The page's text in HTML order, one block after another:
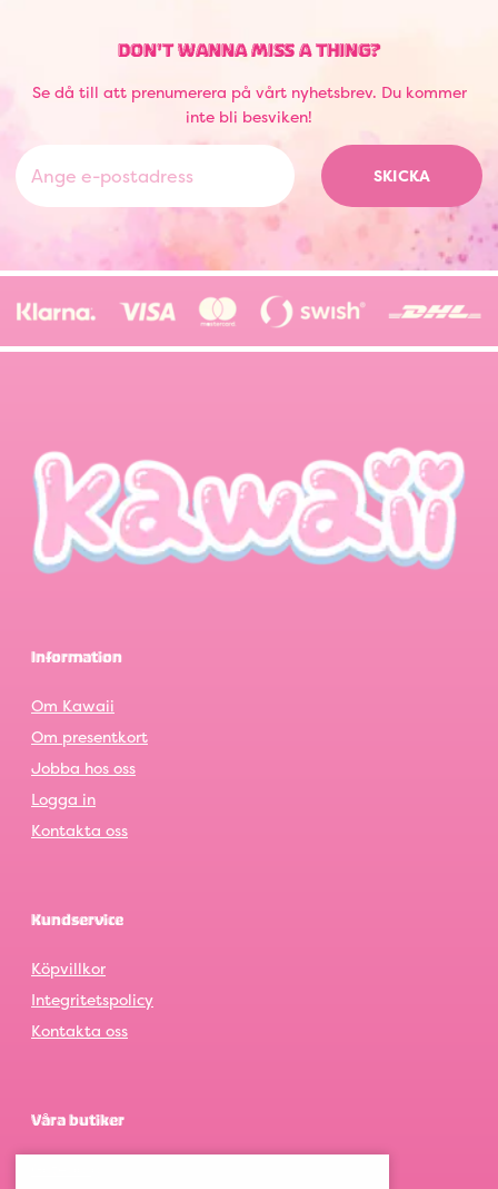
DON'T WANNA MISS A THING?
Se då till att prenumerera på vårt nyhetsbrev. Du kommer
inte bli besviken!
SKICKA
Information
Om Kawaii
Om presentkort
Jobba hos oss
Logga in
Kontakta oss
Kundservice
Köpvillkor
Integritetspolicy
Kontakta oss
Våra butiker